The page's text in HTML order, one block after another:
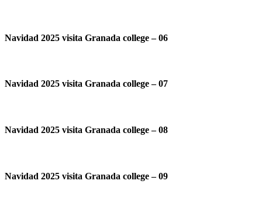
Navidad 2025 visita Granada college – 06
Navidad 2025 visita Granada college – 07
Navidad 2025 visita Granada college – 08
Navidad 2025 visita Granada college – 09